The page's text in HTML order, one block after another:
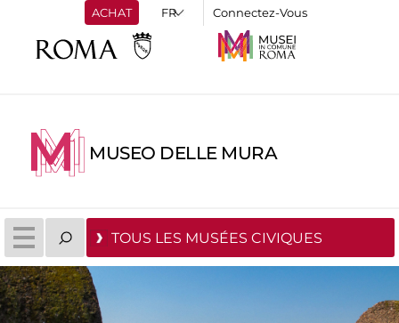
ACHAT Connectez-Vous
MUSEO DELLE MURA
TOUS LES MUSÉES CIVIQUES